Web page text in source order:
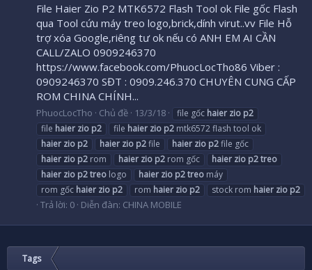
File Haier Zio P2 MTK6572 Flash Tool ok File gốc Flash
qua Tool cứu máy treo logo,brick,dính virut..vv File Hỗ
trợ xóa Google,riêng tư ok nếu có ANH EM AI CẦN
CALL/ZALO 0909246370
https://www.facebook.com/PhuocLocTho86 Viber :
0909246370 SĐT : 0909.246.370 CHUYÊN CUNG CẤP
ROM CHINA CHÍNH...
PhuocLocTho Chủ đề 13/3/18 file gốc haier zio p2
file haier zio p2 file haier zio p2 mtk6572 flash tool ok
haier zio p2 haier zio p2file haier zio p2file gốc
haier zio p2 rom haier zio p2 rom gốc haier zio p2treo
haier zio p2treo logo haier zio p2treo máy
rom gốc haier zio p2 rom haier zio p2 stock rom haier zio p2
Trả lời: 0 Diễn đàn: CHINA MOBILE
Tags